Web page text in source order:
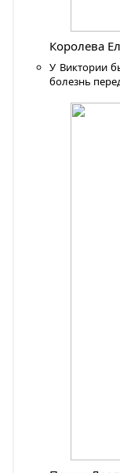
Королева
У Виктории
болезнь